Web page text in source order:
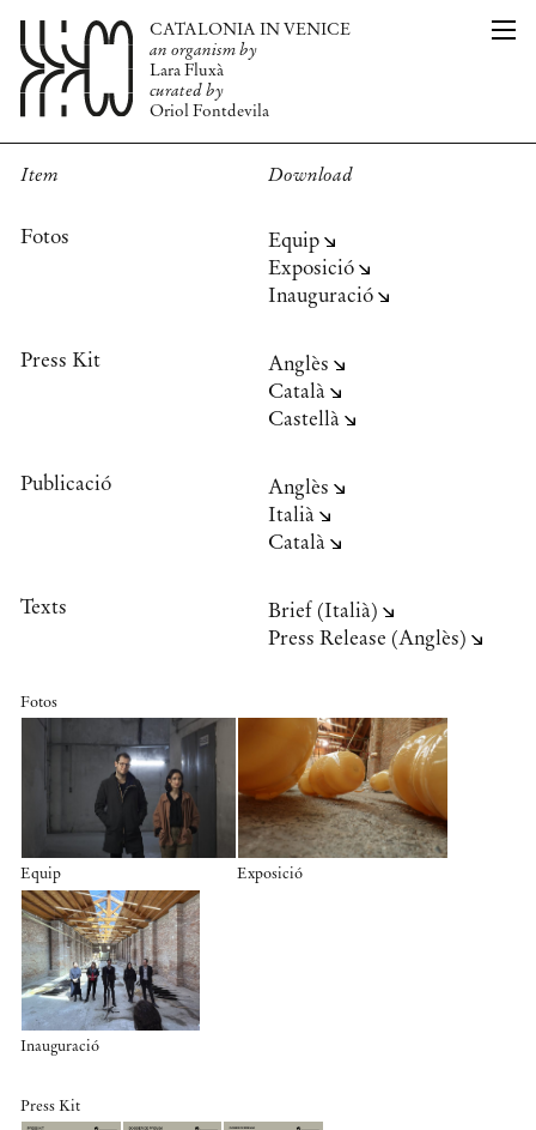
CATALONIA IN VENICE
an organism by
Lara Fluxà
curated by
Oriol Fontdevila
Item Download
Fotos
Equip
Exposició
Inauguració
Press Kit
Anglès
Català
Castellà
Publicació
Anglès
Italià
Català
Texts
Brief (Italià)
Press Release (Anglès)
Fotos
Equip Exposició
Inauguració
Press Kit
L’ORGANISME
PUBLICACIÓ
EQUIP
PREMSA
NOTÍCIES
INFO
CAT
ENG